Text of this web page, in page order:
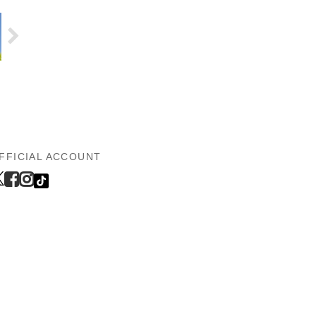
ACCOUNT